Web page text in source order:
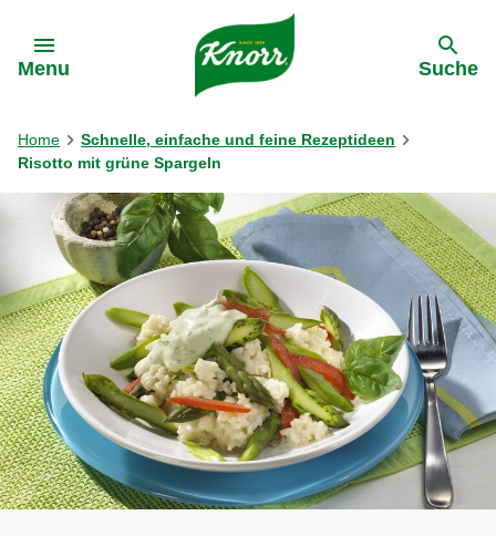
Menu Suche
Home
Schnelle, einfache und feine Rezeptideen
Risotto mit grüne Spargeln